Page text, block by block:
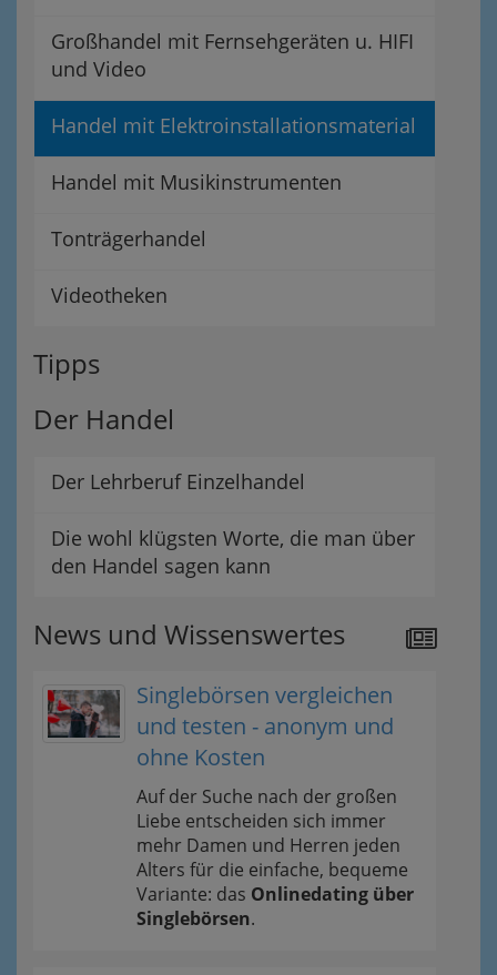
Großhandel mit Fernsehgeräten u. HIFI
und Video
Handel mit Elektroinstallationsmaterial
Handel mit Musikinstrumenten
Tonträgerhandel
Videotheken
Tipps
Der Handel
Der Lehrberuf Einzelhandel
Die wohl klügsten Worte, die man über
den Handel sagen kann
News und Wissenswertes
Singlebörsen vergleichen
und testen - anonym und
ohne Kosten
Auf der Suche nach der großen
Liebe entscheiden sich immer
mehr Damen und Herren jeden
Alters für die einfache, bequeme
Variante: das Onlinedating über
Singlebörsen.